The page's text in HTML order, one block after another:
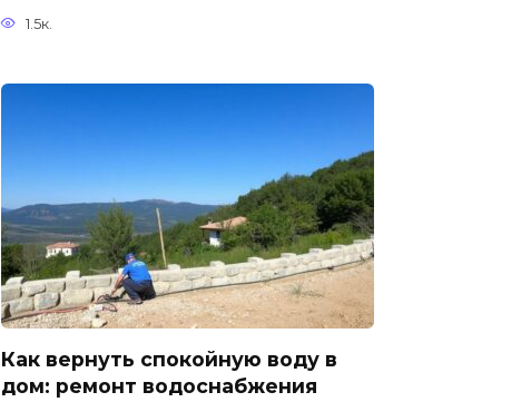
1.5к.
Как вернуть спокойную воду в
дом: ремонт водоснабжения